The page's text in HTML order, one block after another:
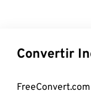
Convertir